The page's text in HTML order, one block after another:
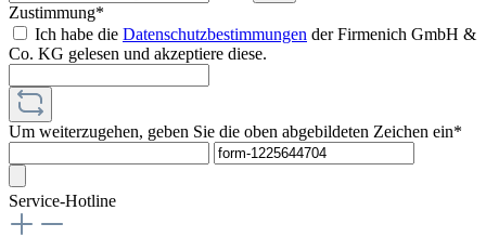
Zustimmung*
Ich habe die Datenschutzbestimmungen der Firmenich GmbH &
Co. KG gelesen und akzeptiere diese.
Um weiterzugehen, geben Sie die oben abgebildeten Zeichen ein*
Service-Hotline